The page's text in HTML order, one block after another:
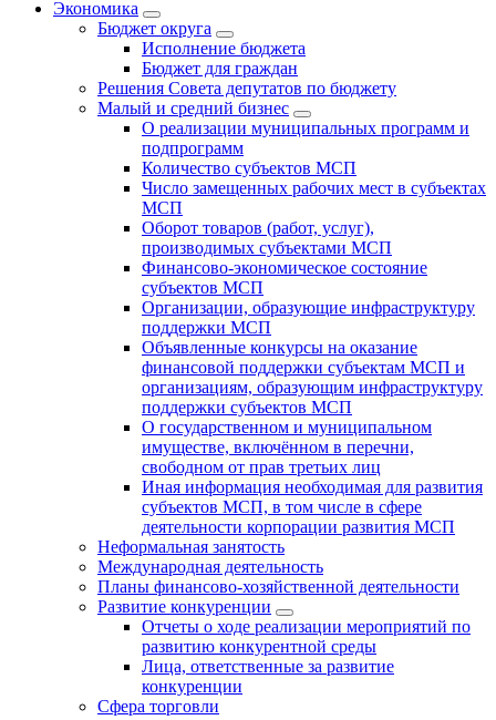
Экономика
Бюджет округa
Исполнение бюджета
Бюджет для граждан
Решения Совета депутатов по бюджету
Малый и средний бизнес
О реализации муниципальных программ и
подпрограмм
Количество субъектов МСП
Число замещенных рабочих мест в субъектах
МСП
Оборот товаров (работ, услуг),
производимых субъектами МСП
Финансово-экономическое состояние
субъектов МСП
Организации, образующие инфраструктуру
поддержки МСП
Объявленные конкурсы на оказание
финансовой поддержки субъектам МСП и
организациям, образующим инфраструктуру
поддержки субъектов МСП
О государственном и муниципальном
имуществе, включённом в перечни,
свободном от прав третьих лиц
Иная информация необходимая для развития
субъектов МСП, в том числе в сфере
деятельности корпорации развития МСП
Неформальная занятость
Международная деятельность
Планы финансово-хозяйственной деятельности
Развитие конкуренции
Отчеты о ходе реализации мероприятий по
развитию конкурентной среды
Лица, ответственные за развитие
конкуренции
Сфера торговли